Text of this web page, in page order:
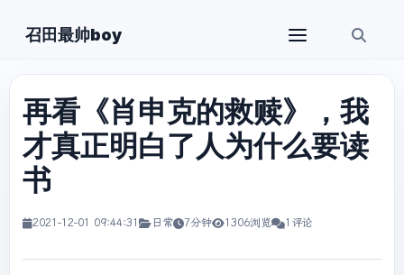
召田最帅boy
再看《肖申克的救赎》，我
才真正明白了人为什么要读
书
2021-12-01 09:44:31 日常 7分钟 1306浏览 1评论